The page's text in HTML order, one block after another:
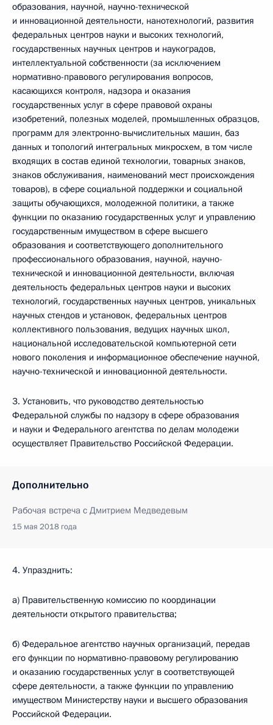
образования, научной, научно-технической
и инновационной деятельности, нанотехнологий, развития
федеральных центров науки и высоких технологий,
государственных научных центров и наукоградов,
интеллектуальной собственности (за исключением
нормативно-правового регулирования вопросов,
касающихся контроля, надзора и оказания
государственных услуг в сфере правовой охраны
изобретений, полезных моделей, промышленных образцов,
программ для электронно-вычислительных машин, баз
данных и топологий интегральных микросхем, в том числе
входящих в состав единой технологии, товарных знаков,
знаков обслуживания, наименований мест происхождения
товаров), в сфере социальной поддержки и социальной
защиты обучающихся, молодежной политики, а также
функции по оказанию государственных услуг и управлению
государственным имуществом в сфере высшего
образования и соответствующего дополнительного
профессионального образования, научной, научно-
технической и инновационной деятельности, включая
деятельность федеральных центров науки и высоких
технологий, государственных научных центров, уникальных
научных стендов и установок, федеральных центров
коллективного пользования, ведущих научных школ,
национальной исследовательской компьютерной сети
нового поколения и информационное обеспечение научной,
научно-технической и инновационной деятельности.
3. Установить, что руководство деятельностью
Федеральной службы по надзору в сфере образования
и науки и Федерального агентства по делам молодежи
осуществляет Правительство Российской Федерации.
Дополнительно
Рабочая встреча с Дмитрием Медведевым
15 мая 2018 года
4. Упразднить:
а) Правительственную комиссию по координации
деятельности открытого правительства;
б) Федеральное агентство научных организаций, передав
его функции по нормативно-правовому регулированию
и оказанию государственных услуг в соответствующей
сфере деятельности, а также функции по управлению
имуществом Министерству науки и высшего образования
Российской Федерации.